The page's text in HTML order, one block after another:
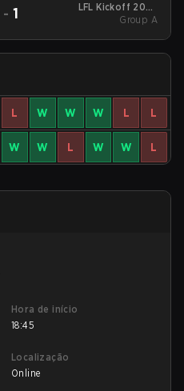
-1
LFL Kickoff 2025
Group A
Group A
L W W W L L
W W L W W L
Hora de início
18:45
Localização
Online